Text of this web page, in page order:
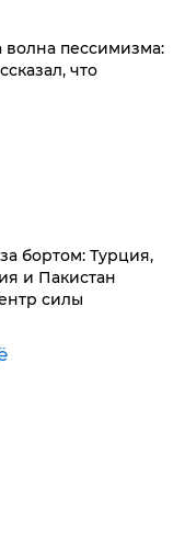
пессимизма:
что
бортом: Турция,
и Пакистан
силы